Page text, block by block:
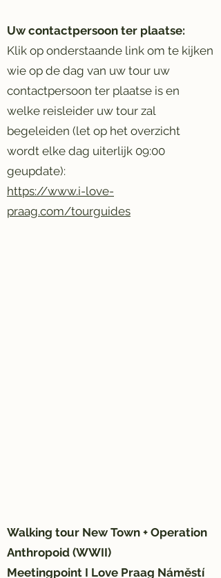
Uw contactpersoon ter plaatse:
Klik op onderstaande link om te kijken
wie op de dag van uw tour uw
contactpersoon ter plaatse is en
welke reisleider uw tour zal
begeleiden (let op het overzicht
wordt elke dag uiterlijk 09:00
geupdate):
https://www.i-love-
praag.com/tourguides
Walking tour New Town + Operation
Anthropoid (WWII)
Meetingpoint I Love Praag Náměstí